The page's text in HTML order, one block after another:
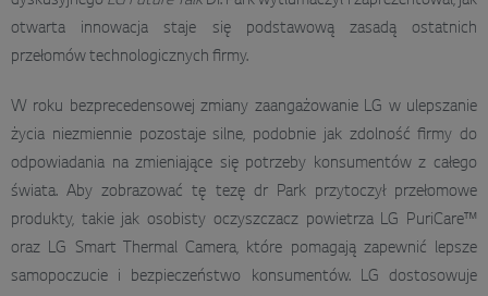
otwarta innowacja staje się podstawową zasadą ostatnich
przełomów technologicznych firmy.
W roku bezprecedensowej zmiany zaangażowanie LG w ulepszanie
życia niezmiennie pozostaje silne, podobnie jak zdolność firmy do
odpowiadania na zmieniające się potrzeby konsumentów z całego
świata. Aby zobrazować tę tezę dr Park przytoczył przełomowe
produkty, takie jak osobisty oczyszczacz powietrza LG PuriCare™
oraz LG Smart Thermal Camera, które pomagają zapewnić lepsze
samopoczucie i bezpieczeństwo konsumentów. LG dostosowuje